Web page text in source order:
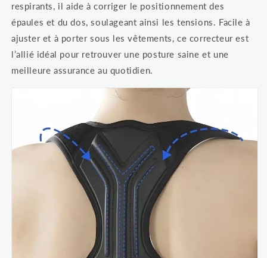
respirants, il aide à corriger le positionnement des
épaules et du dos, soulageant ainsi les tensions. Facile à
ajuster et à porter sous les vêtements, ce correcteur est
l’allié idéal pour retrouver une posture saine et une
meilleure assurance au quotidien.